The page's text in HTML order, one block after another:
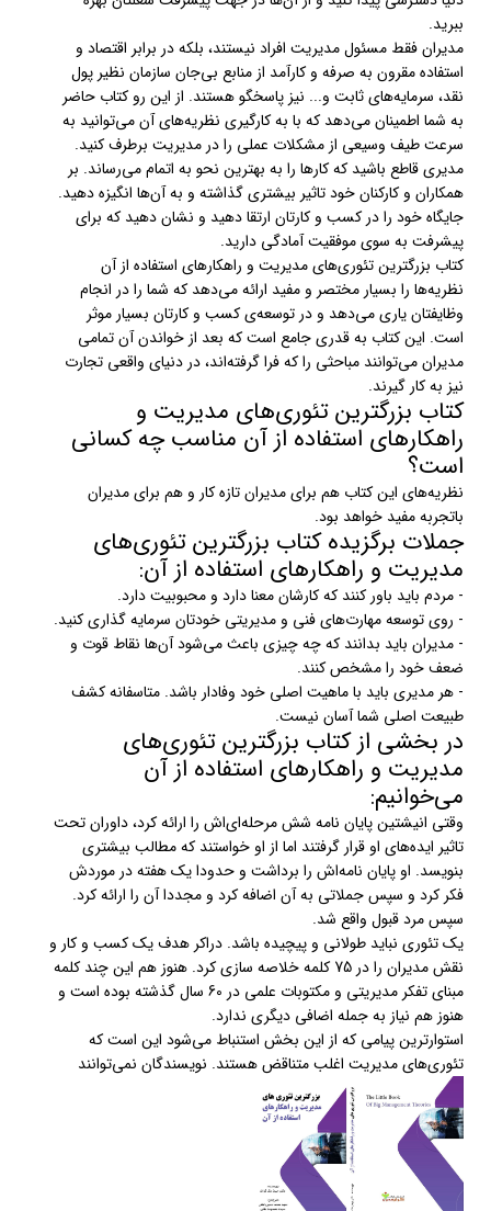
ببرید.
مدیران فقط مسئول مدیریت افراد نیستند، بلکه در برابر اقتصاد و
استفاده مقرون به صرفه و کارآمد از منابع بی‌جان سازمان نظیر پول
نقد، سرمایه‌های ثابت و... نیز پاسخگو هستند. از این رو کتاب حاضر
به شما اطمینان می‌دهد که با به کارگیری نظریه‌های آن می‌توانید به
سرعت طیف وسیعی از مشکلات عملی را در مدیریت برطرف کنید.
مدیری قاطع باشید که کارها را به بهترین نحو به اتمام می‌رساند. بر
همکاران و کارکنان خود تاثیر بیشتری گذاشته و به آن‌ها انگیزه دهید.
جایگاه خود را در کسب و کارتان ارتقا دهید و نشان دهید که برای
پیشرفت به سوی موفقیت آمادگی دارید.
کتاب بزرگترین تئوری‌های مدیریت و راهکارهای استفاده از آن
نظریه‌ها را بسیار مختصر و مفید ارائه می‌دهد که شما را در انجام
وظایفتان یاری می‌دهد و در توسعه‌ی کسب و کارتان بسیار موثر
است. این کتاب به قدری جامع است که بعد از خواندن آن تمامی
مدیران می‌توانند مباحثی را که فرا گرفته‌اند، در دنیای واقعی تجارت
نیز به کار گیرند.
کتاب بزرگترین تئوری‌های مدیریت و
راهکارهای استفاده از آن مناسب چه کسانی
است؟
نظریه‌های این کتاب هم برای مدیران تازه کار و هم برای مدیران
باتجربه مفید خواهد بود.
جملات برگزیده کتاب بزرگترین تئوری‌های
مدیریت و راهکارهای استفاده از آن:
- مردم باید باور کنند که کارشان معنا دارد و محبوبیت دارد.
- روی توسعه مهارت‌های فنی و مدیریتی خودتان سرمایه گذاری کنید.
- مدیران باید بدانند که چه چیزی باعث می‌شود آن‌ها نقاط قوت و
ضعف خود را مشخص کنند.
- هر مدیری باید با ماهیت اصلی خود وفادار باشد. متاسفانه کشف
طبیعت اصلی شما آسان نیست.
در بخشی از کتاب بزرگترین تئوری‌های
مدیریت و راهکارهای استفاده از آن
می‌خوانیم:
وقتی انیشتین پایان نامه شش مرحله‌ای‌اش را ارائه کرد، داوران تحت
تاثیر ایده‌های او قرار گرفتند اما از او خواستند که مطالب بیشتری
بنویسد. او پایان نامه‌اش را برداشت و حدودا یک هفته در موردش
فکر کرد و سپس جملاتی به آن اضافه کرد و مجددا آن را ارائه کرد.
سپس مرد قبول واقع شد.
یک تئوری نباید طولانی و پیچیده باشد. دراکر هدف یک کسب و کار و
نقش مدیران را در 75 کلمه خلاصه سازی کرد. هنوز هم این چند کلمه
مبنای تفکر مدیریتی و مکتوبات علمی در 60 سال گذشته بوده است و
هنوز هم نیاز به جمله اضافی دیگری ندارد.
استوارترین پیامی که از این بخش استنباط می‌شود این است که
تئوری‌های مدیریت اغلب متناقض هستند. نویسندگان نمی‌توانند